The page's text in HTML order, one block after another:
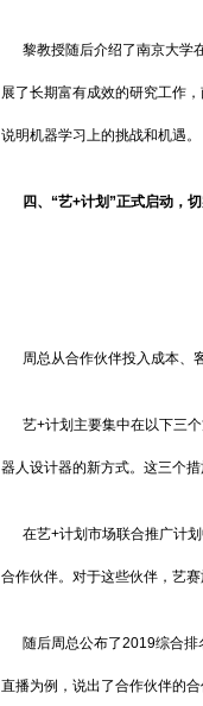
黎教授随后介绍了南京大学
展了长期富有成效的研究工作
说明机器学习上的挑战和机遇。
四、“艺+计划”正式启动，
周总从合作伙伴投入成本、
艺+计划主要集中在以下三个
器人设计器的新方式。这三个
在艺+计划市场联合推广计
合作伙伴。对于这些伙伴，艺
随后周总公布了2019综合
直播为例，说出了合作伙伴的